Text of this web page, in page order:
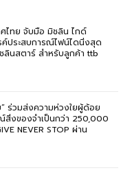
ศไทย จับมือ มิชลิน ไกด์
ค์ประสบการณ์ไฟน์ไดนิ่งสุด
ลินสตาร์ สำหรับลูกค้า ttb
ร่วมส่งความห่วงใยผู้ด้อย
งของจำเป็นกว่า 250,000
NEVER STOP ผ่าน